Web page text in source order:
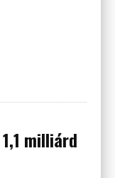
milliárd